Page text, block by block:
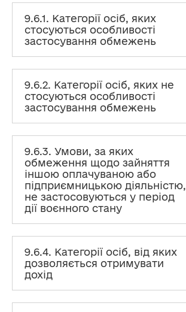
9.6.1. Категорії осіб, яких
стосуються особливості
застосування обмежень
9.6.2. Категорії осіб, яких не
стосуються особливості
застосування обмежень
9.6.3. Умови, за яких
обмеження щодо зайняття
іншою оплачуваною або
підприємницькою діяльністю,
не застосовуються у період
дії воєнного стану
9.6.4. Категорії осіб, від яких
дозволяється отримувати
дохід